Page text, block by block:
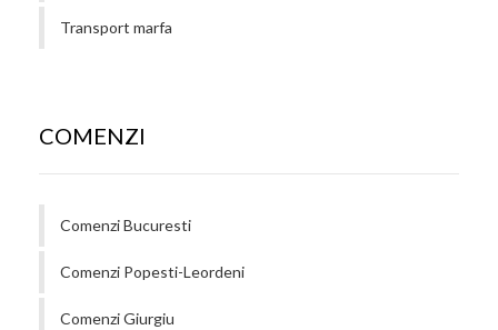
Transport marfa
COMENZI
Comenzi Bucuresti
Comenzi Popesti-Leordeni
Comenzi Giurgiu